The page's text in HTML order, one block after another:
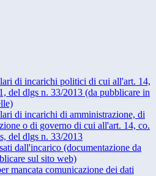
di incarichi politici di cui all'art. 14,
del dlgs n. 33/2013 (da pubblicare in
di incarichi di amministrazione, di
o di governo di cui all'art. 14, co.
del dlgs n. 33/2013
dall'incarico (documentazione da
sul sito web)
mancata comunicazione dei dati